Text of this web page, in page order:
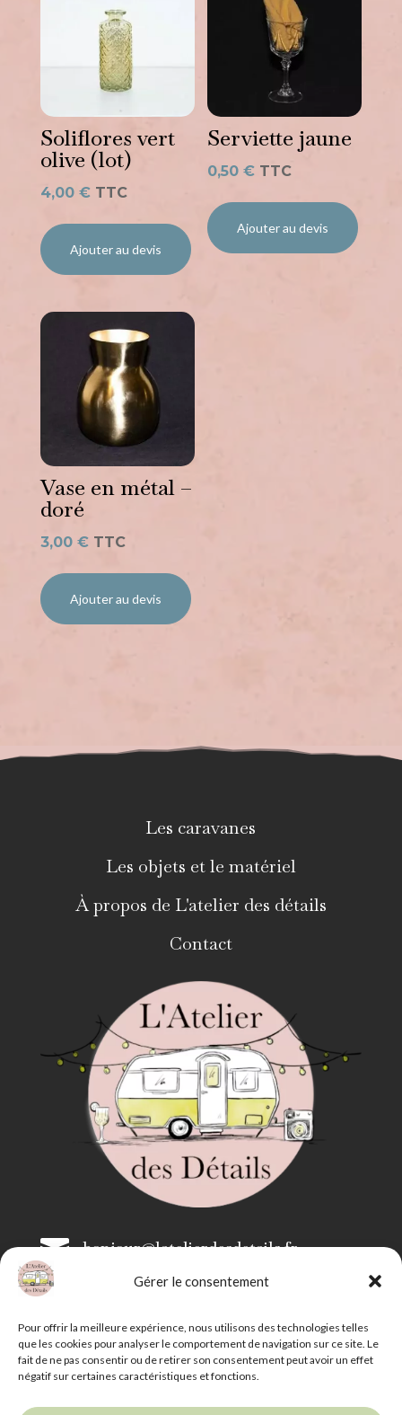
Gérer le consentement
Pour offrir la meilleure expérience, nous utilisons des technologies telles
que les cookies pour analyser le comportement de navigation sur ce site. Le
fait de ne pas consentir ou de retirer son consentement peut avoir un effet
négatif sur certaines caractéristiques et fonctions.
Soliflores vert
olive (lot)
4,00 € TTC
Ajouter au devis
Serviette jaune
0,50€ TTC
Ajouter au devis
Vase en métal –
doré
3,00 € TTC
Ajouter au devis
Les caravanes
Les objets et le matériel
À propos de L'atelier des détails
Contact
 bonjour@latelierdesdetails.fr